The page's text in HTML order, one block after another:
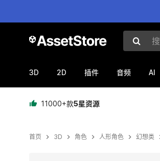
搜索资源
3D 2D 插件 音频 AI
11000+款5星资源
首页 3D 角色 人形角色 幻想类